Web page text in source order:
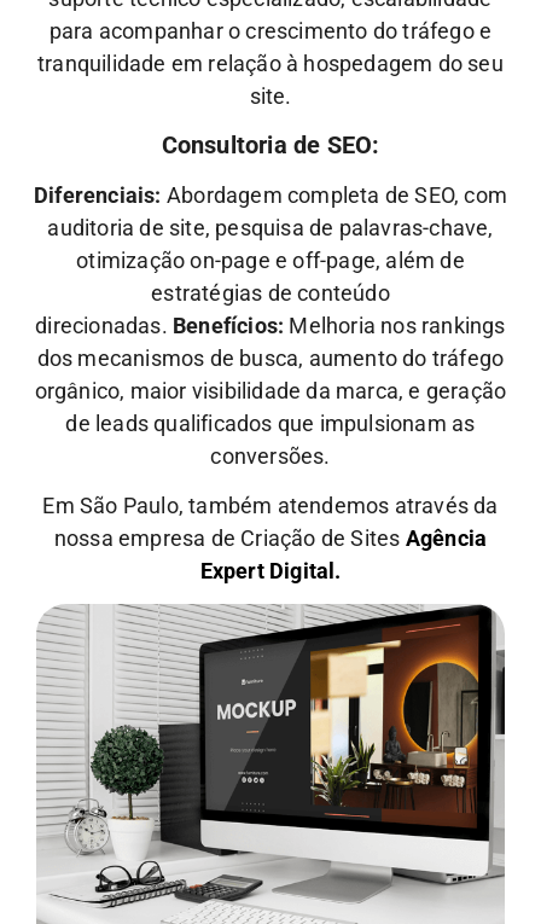
para acompanhar o crescimento do tráfego e
tranquilidade em relação à hospedagem do seu
site.
Consultoria de SEO:
Diferenciais: Abordagem completa de SEO, com
auditoria de site, pesquisa de palavras-chave,
otimização on-page e off-page, além de
estratégias de conteúdo
direcionadas. Benefícios: Melhoria nos rankings
dos mecanismos de busca, aumento do tráfego
orgânico, maior visibilidade da marca, e geração
de leads qualificados que impulsionam as
conversões.
Em São Paulo, também atendemos através da
nossa empresa de Criação de Sites Agência
Expert Digital.